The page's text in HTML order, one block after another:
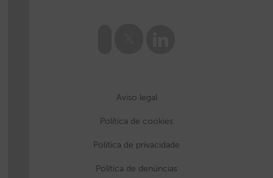
Aviso legal
Política de cookies
Política de privacidade
Política de denúncias